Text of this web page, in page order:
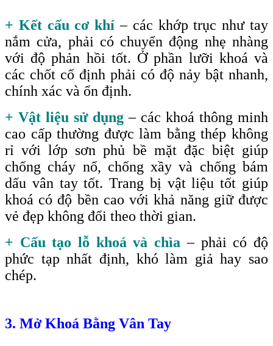
+ Kết cấu cơ khí – các khớp trục như tay
nắm cửa, phải có chuyển động nhẹ nhàng
với độ phản hồi tốt. Ở phần lưỡi khoá và
các chốt cố định phải có độ nảy bật nhanh,
chính xác và ổn định.
+ Vật liệu sử dụng – các khoá thông minh
cao cấp thường được làm bằng thép không
rỉ với lớp sơn phủ bề mặt đặc biệt giúp
chống cháy nổ, chống xầy và chống bám
dấu vân tay tốt. Trang bị vật liệu tốt giúp
khoá có độ bền cao với khả năng giữ được
vẻ đẹp không đổi theo thời gian.
+ Cấu tạo lỗ khoá và chìa – phải có độ
phức tạp nhất định, khó làm giả hay sao
chép.
3. Mở Khoá Bằng Vân Tay